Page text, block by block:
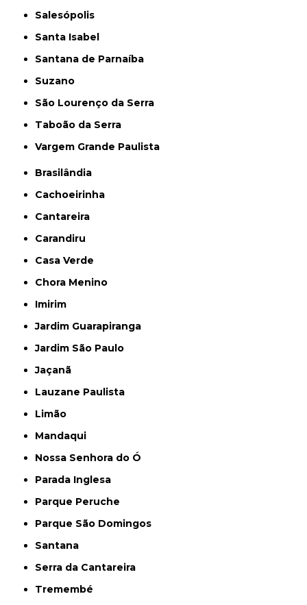
Salesópolis
Santa Isabel
Santana de Parnaíba
Suzano
São Lourenço da Serra
Taboão da Serra
Vargem Grande Paulista
Brasilândia
Cachoeirinha
Cantareira
Carandiru
Casa Verde
Chora Menino
Imirim
Jardim Guarapiranga
Jardim São Paulo
Jaçanã
Lauzane Paulista
Limão
Mandaqui
Nossa Senhora do Ó
Parada Inglesa
Parque Peruche
Parque São Domingos
Santana
Serra da Cantareira
Tremembé